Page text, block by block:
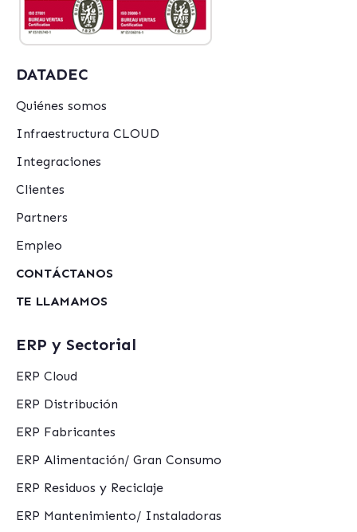
DATADEC
Quiénes somos
Infraestructura CLOUD
Integraciones
Clientes
Partners
Empleo
CONTÁCTANOS
TE LLAMAMOS
ERP y Sectorial
ERP Cloud
ERP Distribución
ERP Fabricantes
ERP Alimentación/ Gran Consumo
ERP Residuos y Reciclaje
ERP Mantenimiento/ Instaladoras